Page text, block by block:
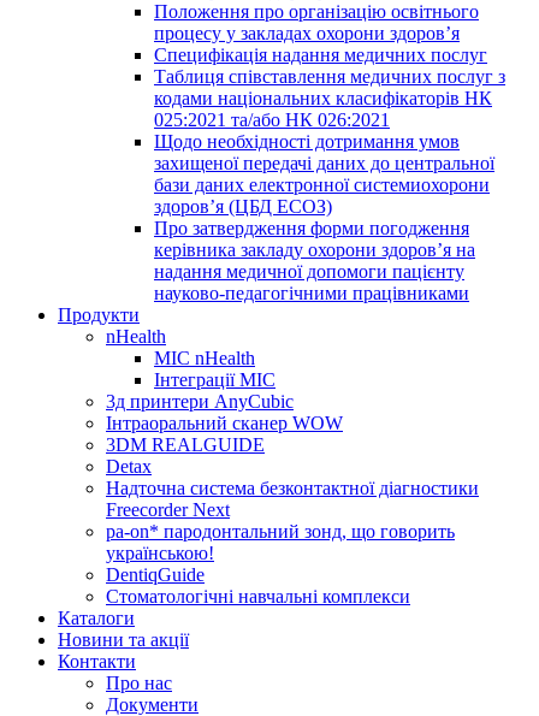
Положення про організацію освітнього
процесу у закладах охорони здоров’я
Специфікація надання медичних послуг
Таблиця співставлення медичних послуг з
кодами національних класифікаторів НК
025:2021 та/або НК 026:2021
Щодо необхідності дотримання умов
захищеної передачі даних до центральної
бази даних електронної системиохорони
здоров’я (ЦБД ЕСОЗ)
Про затвердження форми погодження
керівника закладу охорони здоров’я на
надання медичної допомоги пацієнту
науково-педагогічними працівниками
Продукти
nHealth
МІС nHealth
Інтеграції МІС
3д принтери AnyCubic
Інтраоральний сканер WOW
3DM REALGUIDE
Detax
Надточна система безконтактної діагностики
Freecorder Next
pa-on* пародонтальний зонд, що говорить
українською!
DentiqGuide
Стоматологічні навчальні комплекси
Каталоги
Новини та акції
Контакти
Про нас
Документи